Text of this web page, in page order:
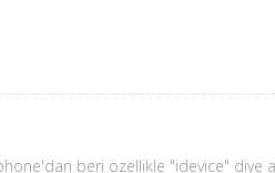
beri özellikle "idevice" diye